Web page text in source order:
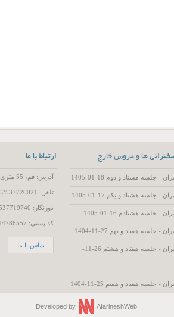
ها و دروس خارج
هشتاد و دوم 18-01-1405
هشتاد و یکم 17-01-1405
هشتادم 16-01-1405
هفتاد و نهم 27-11-1404
تفسیر سوره مبارکه آل عمران - جلسه هفتاد و هشتم 26-11-
هفتاد و هفتم 25-11-1404
ارتباط با ما
آدرس: قم، 55 متری عمار یاسر، کوچه 15، پلاک 82
تلفن: 02537720021
دورنگار: 02537719740
کد پستی: 3714786557
تماس با ما
Developed by AfarineshWeb